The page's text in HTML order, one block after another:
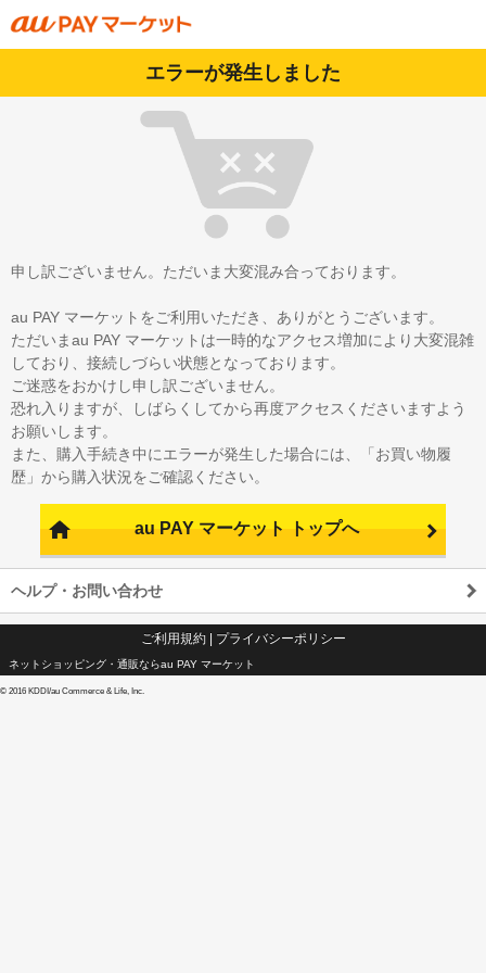
エラーが発生しました
申し訳ございません。ただいま大変混み合っております。
au PAY マーケットをご利用いただき、ありがとうございます。
ただいまau PAY マーケットは一時的なアクセス増加により大変混雑
しており、接続しづらい状態となっております。
ご迷惑をおかけし申し訳ございません。
恐れ入りますが、しばらくしてから再度アクセスくださいますよう
お願いします。
また、購入手続き中にエラーが発生した場合には、「お買い物履
歴」から購入状況をご確認ください。
au PAY マーケット トップへ
ヘルプ・お問い合わせ
ご利用規約| プライバシーポリシー
ネットショッピング・通販ならau PAY マーケット
© 2016 KDDI/au Commerce & Life, Inc.